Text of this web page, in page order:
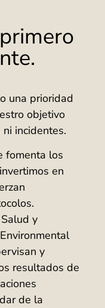
una prioridad
objetivo
incidentes.
fomenta los
en
y
y
resultados de
de la